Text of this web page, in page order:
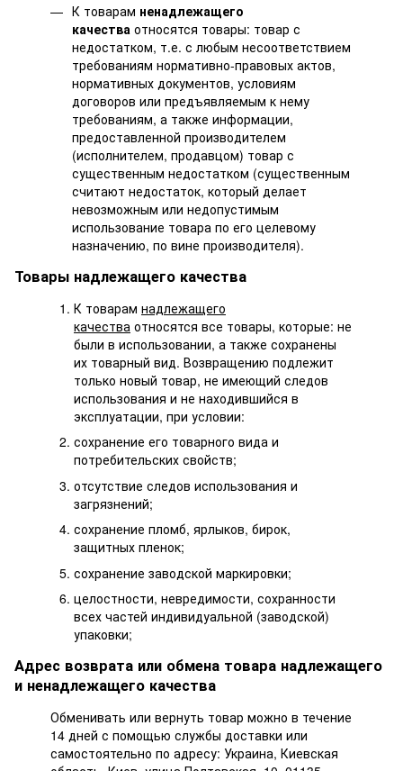
К товарам ненадлежащего
качества относятся товары: товар с
недостатком, т.е. с любым несоответствием
требованиям нормативно-правовых актов,
нормативных документов, условиям
договоров или предъявляемым к нему
требованиям, а также информации,
предоставленной производителем
(исполнителем, продавцом) товар с
существенным недостатком (существенным
считают недостаток, который делает
невозможным или недопустимым
использование товара по его целевому
назначению, по вине производителя).
Товары надлежащего качества
К товарам надлежащего
качества относятся все товары, которые: не
были в использовании, а также сохранены
их товарный вид. Возвращению подлежит
только новый товар, не имеющий следов
использования и не находившийся в
эксплуатации, при условии:
сохранение его товарного вида и
потребительских свойств;
отсутствие следов использования и
загрязнений;
сохранение пломб, ярлыков, бирок,
защитных пленок;
сохранение заводской маркировки;
целостности, невредимости, сохранности
всех частей индивидуальной (заводской)
упаковки;
Адрес возврата или обмена товара надлежащего
и ненадлежащего качества
Обменивать или вернуть товар можно в течение
14 дней с помощью службы доставки или
самостоятельно по адресу: Украина, Киевская